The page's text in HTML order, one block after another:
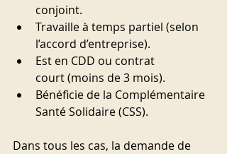
conjoint.
Travaille à temps partiel (selon
l’accord d’entreprise).
Est en CDD ou contrat
court (moins de 3 mois).
Bénéficie de la Complémentaire
Santé Solidaire (CSS).
Dans tous les cas, la demande de